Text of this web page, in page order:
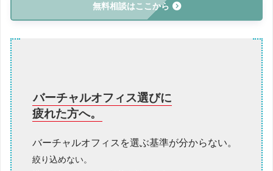
無料相談はここから
バーチャルオフィス選びに
疲れた方へ。
バーチャルオフィスを選ぶ基準が分からない。
絞り込めない。